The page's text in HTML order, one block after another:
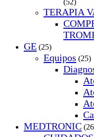
(52)
TERAPIA
GE (25)
Equipos (25)
MEDTRONIC